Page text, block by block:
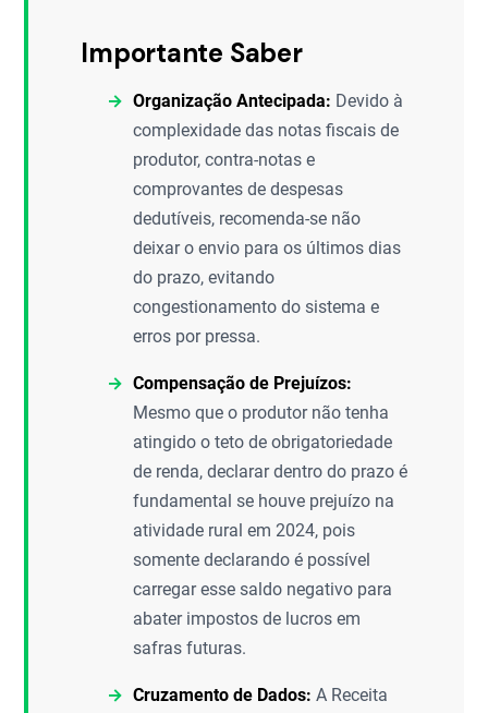
Importante Saber
Organização Antecipada: Devido à
complexidade das notas fiscais de
produtor, contra-notas e
comprovantes de despesas
dedutíveis, recomenda-se não
deixar o envio para os últimos dias
do prazo, evitando
congestionamento do sistema e
erros por pressa.
Compensação de Prejuízos:
Mesmo que o produtor não tenha
atingido o teto de obrigatoriedade
de renda, declarar dentro do prazo é
fundamental se houve prejuízo na
atividade rural em 2024, pois
somente declarando é possível
carregar esse saldo negativo para
abater impostos de lucros em
safras futuras.
Cruzamento de Dados: A Receita